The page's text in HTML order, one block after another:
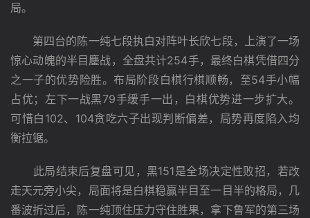
局。
第四台的陈一纯七段执白对阵叶长欣七段，上演了一场
惊心动魄的半目鏖战，全盘共计254手，最终白棋凭借四分
之一子的优势险胜。布局阶段白棋行棋顺畅，至54手小幅
占优；左下一战黑79手缓手一出，白棋优势进一步扩大。
可惜白102、104贪吃六子出现判断偏差，局势再度陷入均
衡拉锯。
此局结束后复盘可见，黑151是全场决定性败招，若改
走天元旁小尖，局面将是白棋稳赢半目至一目半的格局，几
番波折过后，陈一纯顶住压力守住胜果，拿下鲁军的第三场